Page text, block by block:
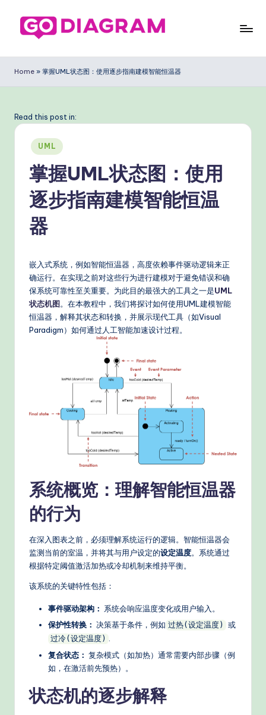
o
ia
g
ra
m
Si
m
pl
d
C
hi
A
o
Home » 掌握UML状态图：使用逐步指南建模智能恒温器
Read this post in:
Posted
in
UML
掌握UML状态图：使用
逐步指南建模智能恒温
器
嵌入式系统，例如智能恒温器，高度依赖事件驱动逻辑来正
确运行。在实现之前对这些行为进行建模对于避免错误和确
保系统可靠性至关重要。为此目的最强大的工具之一是UML
状态机图。在本教程中，我们将探讨如何使用UML建模智能
恒温器，解释其状态和转换，并展示现代工具（如Visual
Paradigm）如何通过人工智能加速设计过程。
系统概览：理解智能恒温器
的行为
在深入图表之前，必须理解系统运行的逻辑。智能恒温器会
监测当前的室温，并将其与用户设定的设定温度。系统通过
根据特定阈值激活加热或冷却机制来维持平衡。
该系统的关键特性包括：
事件驱动架构： 系统会响应温度变化或用户输入。
保护性转换： 决策基于条件，例如 过热(设定温度) 或
过冷(设定温度) .
复合状态： 复杂模式（如加热）通常需要内部步骤（例
如，在激活前先预热）。
状态机的逐步解释